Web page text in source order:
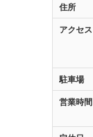
住所
アクセス
駐車場
営業時間